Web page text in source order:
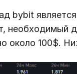
bybit является
необходимый
около 100$.